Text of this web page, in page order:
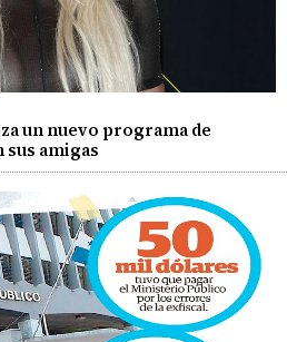
un nuevo programa de
amigas